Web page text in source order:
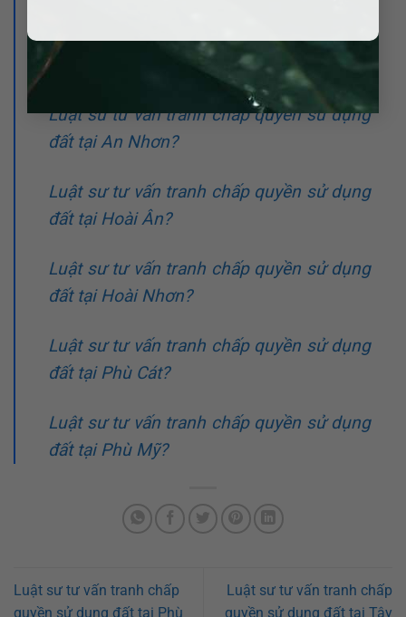
Luật sư tư vấn tranh chấp quyền sử dụng
đất tại An Lão?
Luật sư tư vấn tranh chấp quyền sử dụng
đất tại An Nhơn?
Luật sư tư vấn tranh chấp quyền sử dụng
đất tại Hoài Ân?
Luật sư tư vấn tranh chấp quyền sử dụng
đất tại Hoài Nhơn?
Luật sư tư vấn tranh chấp quyền sử dụng
đất tại Phù Cát?
Luật sư tư vấn tranh chấp quyền sử dụng
đất tại Phù Mỹ?
Luật sư tư vấn tranh chấp
quyền sử dụng đất tại Phù
Luật sư tư vấn tranh chấp
quyền sử dụng đất tại Tây